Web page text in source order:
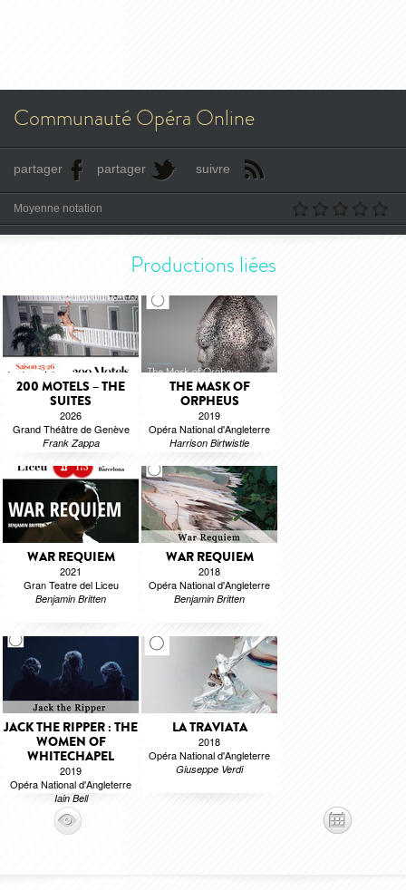
Communauté Opéra Online
partager partager suivre
Moyenne notation
Productions liées
200 MOTELS – THE
SUITES
2026
Grand Théâtre de Genève
Frank Zappa
THE MASK OF
ORPHEUS
2019
Opéra National d'Angleterre
Harrison Birtwistle
WAR REQUIEM
2021
Gran Teatre del Liceu
Benjamin Britten
WAR REQUIEM
2018
Opéra National d'Angleterre
Benjamin Britten
JACK THE RIPPER : THE
WOMEN OF
WHITECHAPEL
2019
Opéra National d'Angleterre
Iain Bell
LA TRAVIATA
2018
Opéra National d'Angleterre
Giuseppe Verdi